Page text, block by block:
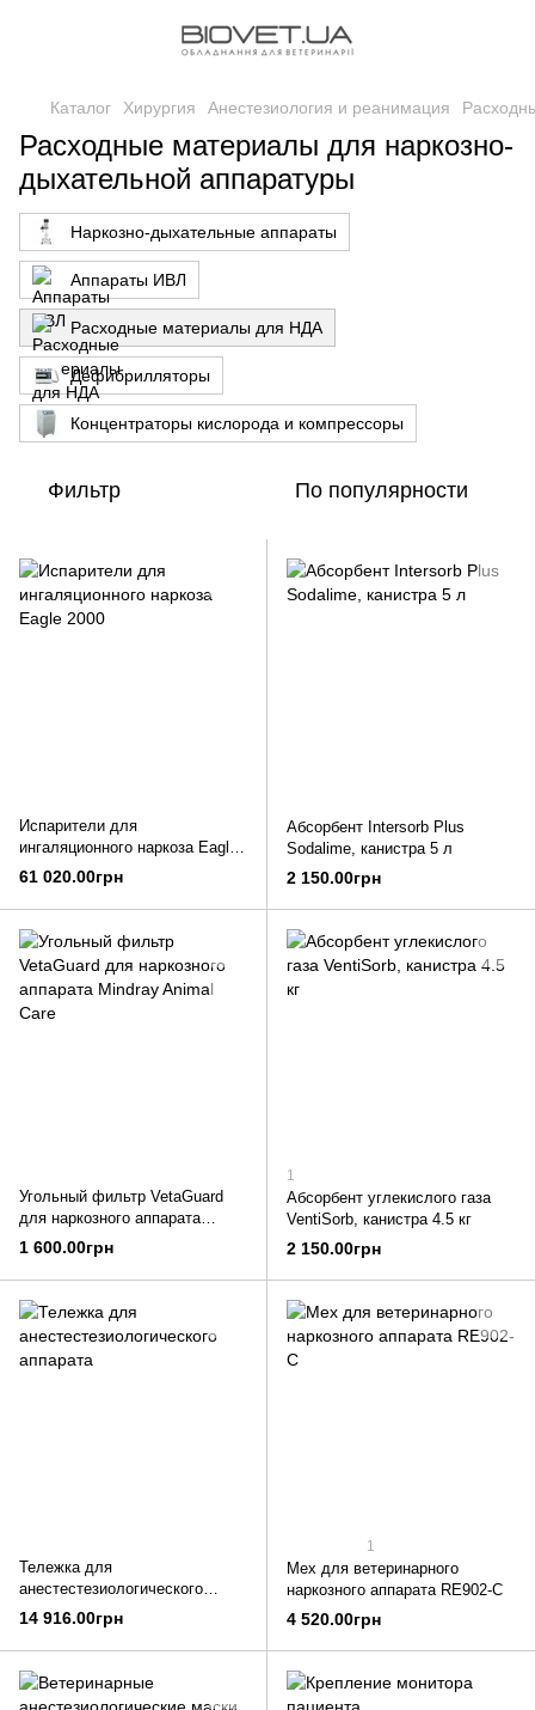
Каталог Хирургия Анестезиология и реанимация
Расходные материалы для наркозно-
дыхательной аппаратуры
Наркозно-дыхательные аппараты
Аппараты ИВЛ
Расходные материалы для НДА
Дефибрилляторы
Концентраторы кислорода и компрессоры
Фильтр По популярности
Испарители для
ингаляционного наркоза Eagle
2000
61 020.00грн
Абсорбент Intersorb Plus
Sodalime, канистра 5 л
2 150.00грн
Угольный фильтр VetaGuard
для наркозного аппарата
Mindray Animal Care
1 600.00грн
1
Абсорбент углекислого газа
VentiSorb, канистра 4.5 кг
2 150.00грн
Тележка для
анестестезиологического
аппарата
14 916.00грн
1
Мех для ветеринарного
наркозного аппарата RE902-C
4 520.00грн